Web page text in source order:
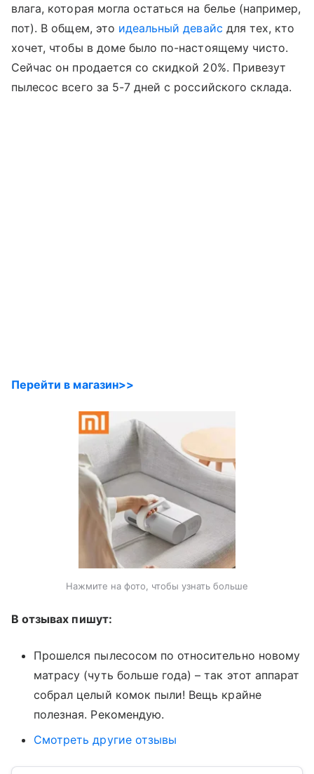
влага, которая могла остаться на белье (например,
пот). В общем, это идеальный девайс для тех, кто
хочет, чтобы в доме было по-настоящему чисто.
Сейчас он продается со скидкой 20%. Привезут
пылесос всего за 5-7 дней с российского склада.
Перейти в магазин>>
Нажмите на фото, чтобы узнать больше
В отзывах пишут:
Прошелся пылесосом по относительно новому
матрасу (чуть больше года) – так этот аппарат
собрал целый комок пыли! Вещь крайне
полезная. Рекомендую.
Смотреть другие отзывы